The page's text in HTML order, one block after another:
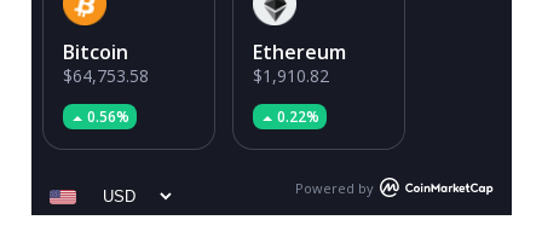
Bitcoin
$64,753.58
0.56%
Ethereum
$1,910.82
0.22%
Powered by